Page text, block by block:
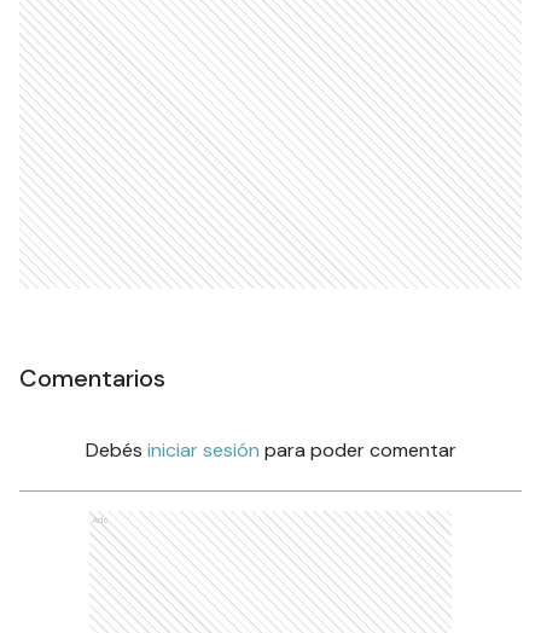
Comentarios
Debés iniciar sesión para poder comentar
Ads